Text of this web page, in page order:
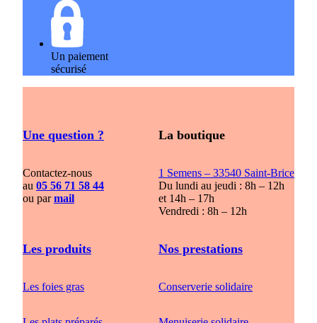
Un paiement
sécurisé
Une question ?
Contactez-nous
au 05 56 71 58 44
ou parmail
La boutique
1 Semens – 33540 Saint-Brice
Du lundi au jeudi : 8h – 12h
et 14h – 17h
Vendredi : 8h – 12h
Les produits
Les foies gras
Nos prestations
Conserverie solidaire